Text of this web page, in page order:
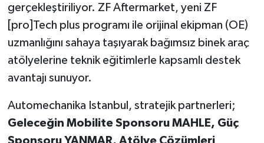
gerçekleştiriliyor. ZF Aftermarket, yeni ZF
[pro]Tech plus programı ile orijinal ekipman (OE)
uzmanlığını sahaya taşıyarak bağımsız binek araç
atölyelerine teknik eğitimlerle kapsamlı destek
avantajı sunuyor.
Automechanika Istanbul, stratejik partnerleri;
Geleceğin Mobilite Sponsoru MAHLE, Güç